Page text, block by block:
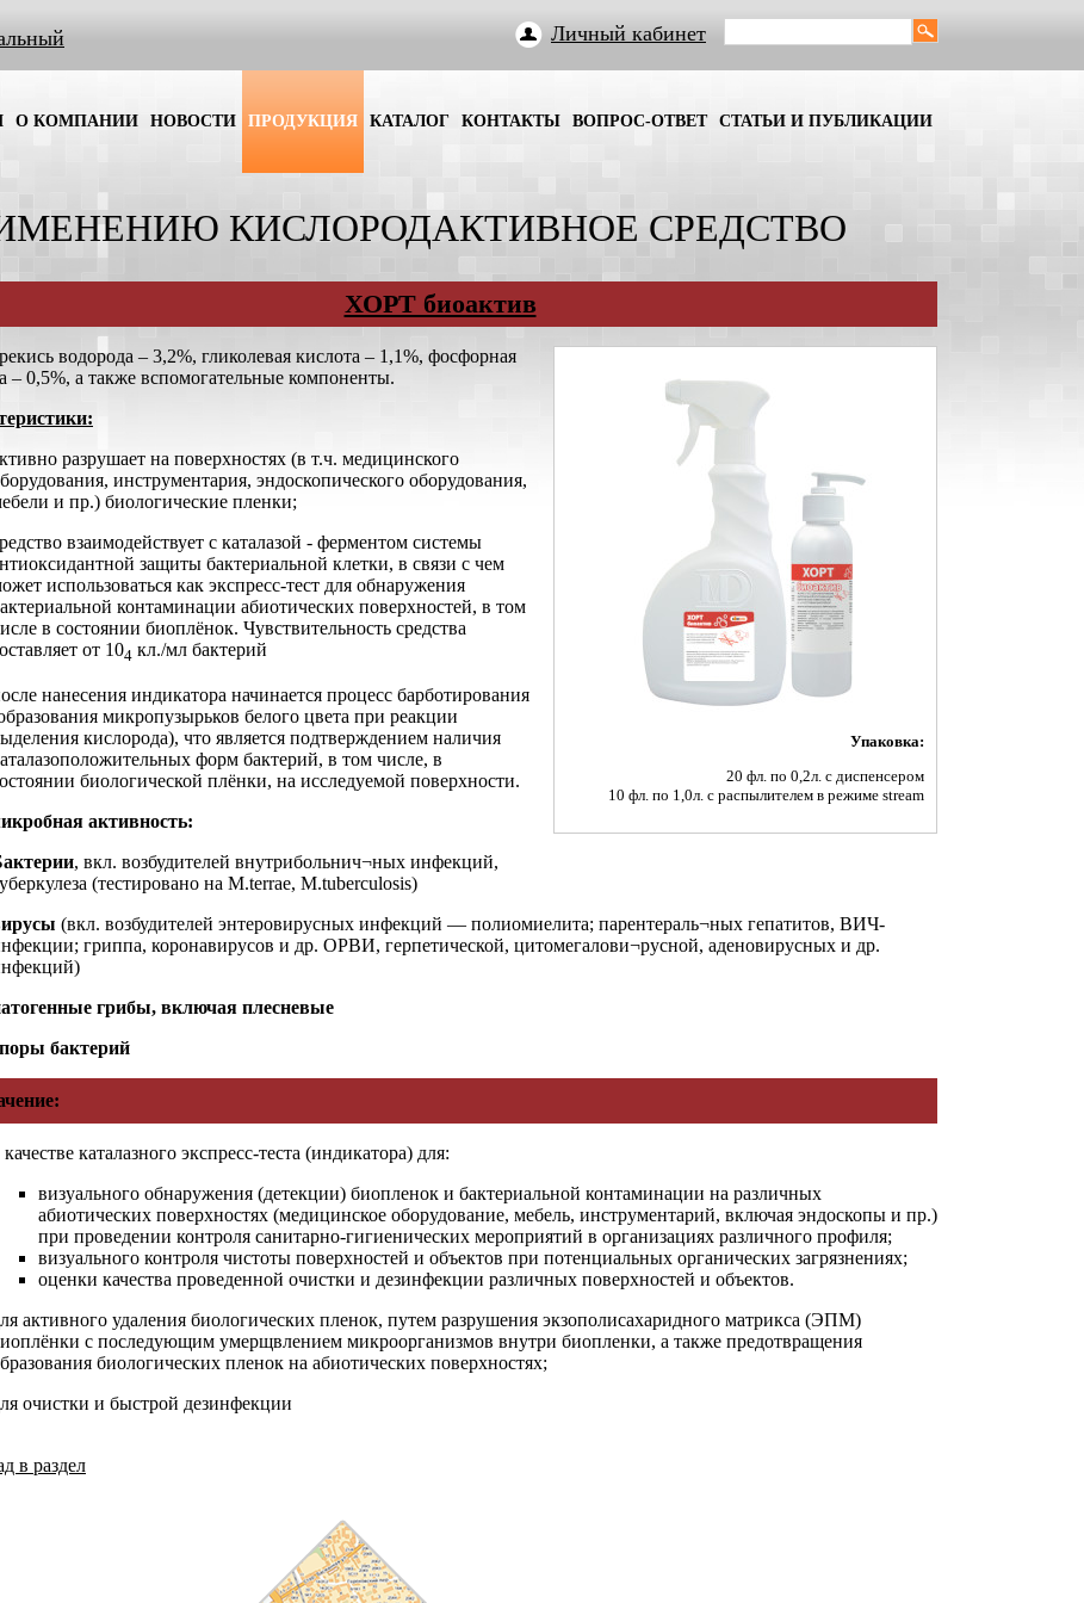
Личный кабинет
О КОМПАНИИ НОВОСТИ ПРОДУКЦИЯ КАТАЛОГ КОНТАКТЫ ВОПРОС-ОТВЕТ СТАТЬИ И ПУБЛИКАЦИИ
КИСЛОРОДАКТИВНОЕ СРЕДСТВО
ХОРТ биоактив
Упаковка:
20 фл. по 0,2л. с диспенсером
10 фл. по 1,0л. с распылителем в режиме stream
водорода – 3,2%, гликолевая кислота – 1,1%, фосфорная
– 0,5%, а также вспомогательные компоненты.
разрушает на поверхностях (в т.ч. медицинского
инструментария, эндоскопического оборудования,
и пр.) биологические пленки;
взаимодействует с каталазой - ферментом системы
защиты бактериальной клетки, в связи с чем
использоваться как экспресс-тест для обнаружения
контаминации абиотических поверхностей, в том
в состоянии биоплёнок. Чувствительность средства
от 104 кл./мл бактерий
нанесения индикатора начинается процесс барботирования
микропузырьков белого цвета при реакции
кислорода), что является подтверждением наличия
форм бактерий, в том числе, в
биологической плёнки, на исследуемой поверхности.
активность:
, вкл. возбудителей внутрибольнич¬ных инфекций,
(тестировано на М.terrae, M.tuberculosis)
(вкл. возбудителей энтеровирусных инфекций — полиомиелита; парентераль¬ных гепатитов, ВИЧ-
гриппа, коронавирусов и др. ОРВИ, герпетической, цитомегалови¬русной, аденовирусных и др.
грибы, включая плесневые
бактерий
качестве каталазного экспресс-теста (индикатора) для:
визуального обнаружения (детекции) биопленок и бактериальной контаминации на различных
абиотических поверхностях (медицинское оборудование, мебель, инструментарий, включая эндоскопы и пр.)
при проведении контроля санитарно-гигиенических мероприятий в организациях различного профиля;
визуального контроля чистоты поверхностей и объектов при потенциальных органических загрязнениях;
оценки качества проведенной очистки и дезинфекции различных поверхностей и объектов.
активного удаления биологических пленок, путем разрушения экзополисахаридного матрикса (ЭПМ)
с последующим умерщвлением микроорганизмов внутри биопленки, а также предотвращения
биологических пленок на абиотических поверхностях;
очистки и быстрой дезинфекции
в раздел